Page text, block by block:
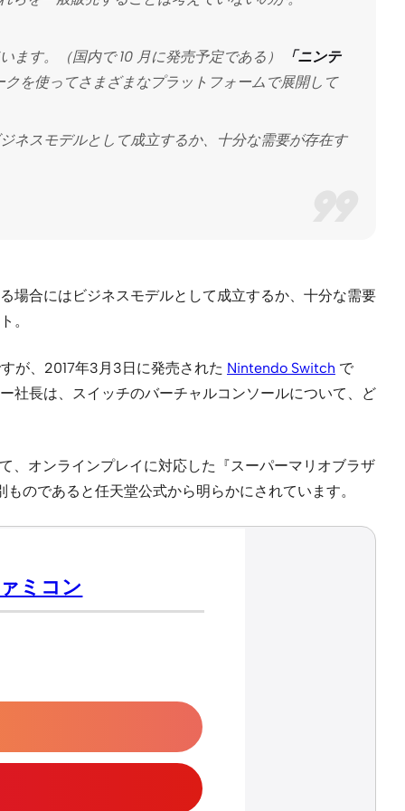
す。（国内で 10 月に発売予定である）
「ニンテ
クを使ってさまざまなプラットフォームで展開して
ネスモデルとして成立するか、十分な需要が存在す
場合にはビジネスモデルとして成立するか、十分な需要
。
が、2017年3月3日に発売された Nintendo Switch で
社長は、スイッチのバーチャルコンソールについて、ど
、オンラインプレイに対応した『スーパーマリオブラザ
のであると任天堂公式から明らかにされています。
ミコン